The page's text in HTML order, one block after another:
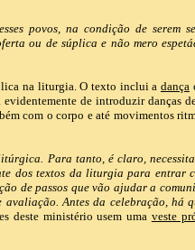
povos, na condição de serem
ou de súplica e não mero
na liturgia. O texto inclui a dança
evidentemente de introduzir danças
com o corpo e até movimentos
Para tanto, é claro,
dos textos da liturgia para entrar
de passos que vão ajudar a
Antes da celebração, há
deste ministério usem uma veste